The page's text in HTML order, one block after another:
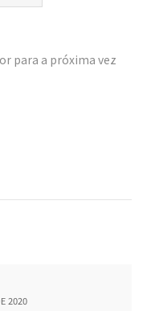
para a próxima vez
2020